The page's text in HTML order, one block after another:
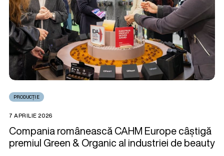
PRODUCȚIE
7 APRILIE 2026
Compania românească CAHM Europe câștigă
premiul Green & Organic al industriei de beauty